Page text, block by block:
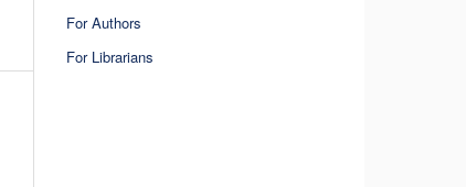
For Authors
For Librarians